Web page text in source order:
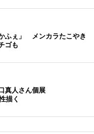
ふぇ」 メンカラたこやき
ゴも
真人さん個展
描く